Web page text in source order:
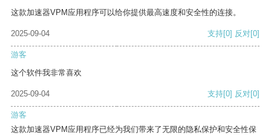
这款加速器VPM应用程序可以给你提供最高速度和安全性的连接。
2025-09-04 支持[0] 反对[0]
游客
这个软件我非常喜欢
2025-09-04 支持[0] 反对[0]
游客
这款加速器VPM应用程序已经为我们带来了无限的隐私保护和安全性保